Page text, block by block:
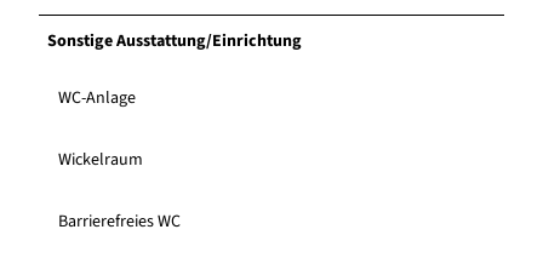
Sonstige Ausstattung/Einrichtung
WC-Anlage
Wickelraum
Barrierefreies WC